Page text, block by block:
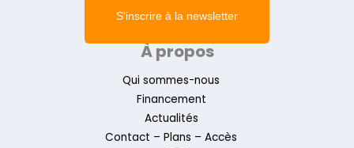
S'inscrire à la newsletter
À propos
Qui sommes-nous
Financement
Actualités
Contact – Plans – Accès